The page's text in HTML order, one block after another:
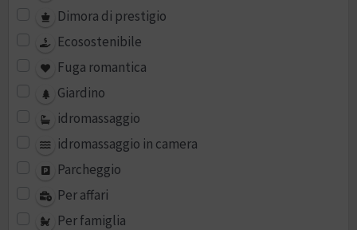
Dimora di prestigio
Ecosostenibile
Fuga romantica
Giardino
idromassaggio
idromassaggio in camera
Parcheggio
Per affari
Per famiglia